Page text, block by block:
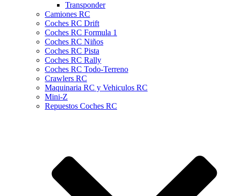
Transponder
Camiones RC
Coches RC Drift
Coches RC Formula 1
Coches RC Niños
Coches RC Pista
Coches RC Rally
Coches RC Todo-Terreno
Crawlers RC
Maquinaria RC y Vehiculos RC
Mini-Z
Repuestos Coches RC